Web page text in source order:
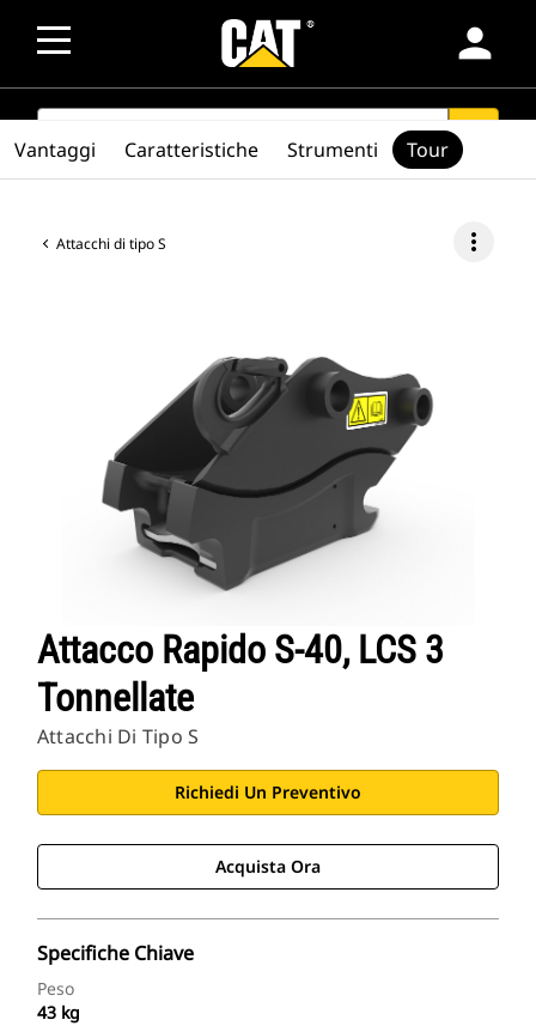
person
SEARCH search
Attacchi di tipo S more_vert
Attacco Rapido S-40, LCS 3
Tonnellate
Attacchi Di Tipo S
Richiedi Un Preventivo
Acquista Ora
Specifiche Chiave
Peso
43 kg
Vantaggi Caratteristiche Strumenti Tour